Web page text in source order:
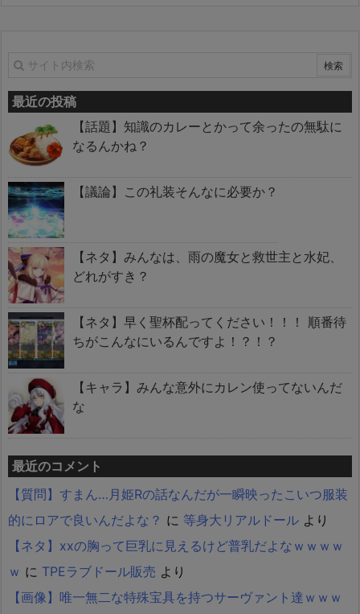
最近の投稿
【話題】知識のカレーとかって余ったの無駄に
なるんかね？
【議論】この礼装そんなに必要か？
【ネタ】みんなは、雨の魔女と救世主と水妃、
どれがすき？
【ネタ】早く聖杯配ってください！！！ 順番待
ちがこんなにいるんですよ！？！？
【キャラ】みんな意外にカレン使ってないんだ
な
最近のコメント
【質問】すまん…月姫Rの話なんだが一瞬映ったこいつ服装
的にロアで良いんだよな？ に 等身大リアルドール より
【ネタ】xxの胸って巨乳に見えるけど普乳だよなｗｗｗｗ
ｗ に TPEラブドール販売 より
【画像】唯一無二な特殊宝具を持つサーヴァント達ｗｗｗ